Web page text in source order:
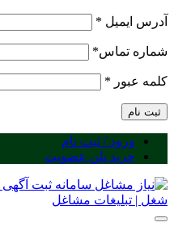
آدرس ایمیل *
شماره تماس*
کلمه عبور *
ثبت نام
ورود / ثبت نام
خرید پلن عضویت